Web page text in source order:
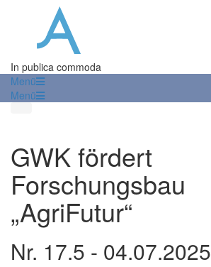
In publica commoda
Menü
Menü
GWK fördert
Forschungsbau
„AgriFutur“
Nr. 17.5 - 04.07.2025